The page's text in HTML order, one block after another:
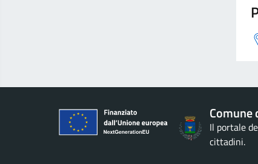
Comune
Il portale
cittadini.